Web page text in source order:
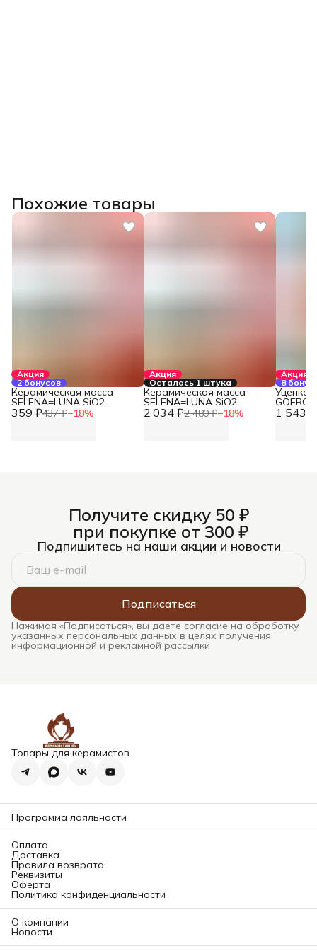
Похожие товары
Акция
2 бонусов
359 ₽437 ₽−18%
Керамическая масса
SELENA=LUNA SiO2
(910009), Alma de
Акция
Осталась 1 штука
2 034 ₽2 480 ₽−18%
Керамическая масса
SELENA=LUNA SiO2
(910009), Alma de
Акция
8
1 543 ₽
Уценка:
GOERG
кг)
Получите скидку 50 ₽
при покупке от 300 ₽
Подпишитесь на наши акции и новости
Подписаться
Нажимая «Подписаться», вы даете согласие на обработку
указанных персональных данных в целях получения
информационной и рекламной рассылки
Товары для керамистов
Программа лояльности
Оплата
Доставка
Правила возврата
Реквизиты
Оферта
Политика конфиденциальности
О компании
Новости